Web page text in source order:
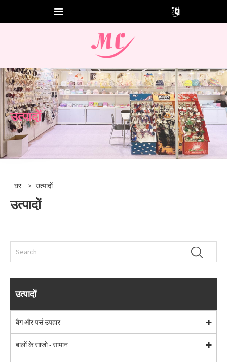
उत्पादों
घर > उत्पादों
उत्पादों
उत्पादों
बैग और पर्स उपहार
बालों के साजो - सामान